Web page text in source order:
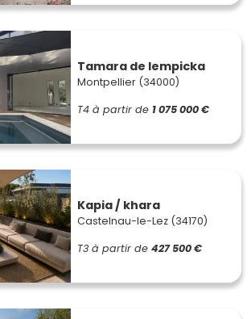
Tamara de lempicka
Montpellier (34000)
T4 à partir de 1 075 000 €
Kapia / khara
Castelnau-le-Lez (34170)
T3 à partir de 427 500 €